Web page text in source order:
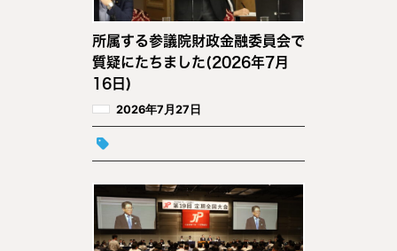
所属する参議院財政金融委員会で
質疑にたちました(2026年7月
16日)
2026年7月27日